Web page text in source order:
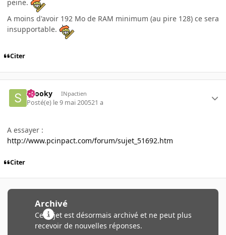
peine.
A moins d'avoir 192 Mo de RAM minimum (au pire 128) ce sera
insupportable.
Citer
snooky INpactien
Posté(e) le 9 mai 200521 a
A essayer :
http://www.pcinpact.com/forum/sujet_51692.htm
Citer
Archivé
Ce sujet est désormais archivé et ne peut plus
recevoir de nouvelles réponses.